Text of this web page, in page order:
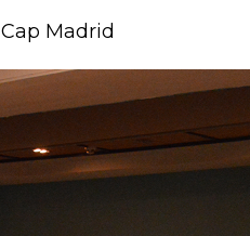
Cap Madrid